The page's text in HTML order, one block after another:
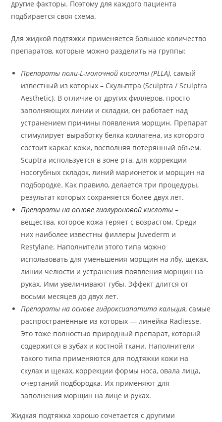
другие факторы. Поэтому для каждого пациента
подбирается своя схема.
Для жидкой подтяжки применяется большое количество
препаратов, которые можно разделить на группы:
Препараты поли-L-молочной кислоты (PLLA), самый
известный из которых – Скульптра (Sculptra / Sculptra
Aesthetic). В отличие от других филлеров, просто
заполняющих линии и складки, он работает над
устранением причины появления морщин. Препарат
стимулирует выработку белка коллагена, из которого
состоит каркас кожи, восполняя потерянный объем.
Scuptra используется в зоне рта, для коррекции
носогубных складок, линий марионеток и морщин на
подбородке. Как правило, делается три процедуры,
результат которых сохраняется более двух лет.
Препараты на основе гиалуроновой кислоты –
вещества, которое кожа теряет с возрастом. Среди
них наиболее известны филлеры Juvederm и
Restylane. Наполнители этого типа можно
использовать для уменьшения морщин на лбу, щеках,
линии челюсти и устранения появления морщин на
руках. Ими увеличивают губы. Эффект длится от
восьми месяцев до двух лет.
Препараты на основе гидроксиапатита кальция, самые
распространённые из которых — линейка Radiesse.
Это тоже полностью природный препарат, который
содержится в зубах и костной ткани. Наполнители
такого типа применяются для подтяжки кожи на
скулах и щеках, коррекции формы носа, овала лица,
очертаний подбородка. Их применяют для
заполнения морщин на лице и руках.
Жидкая подтяжка хорошо сочетается с другими